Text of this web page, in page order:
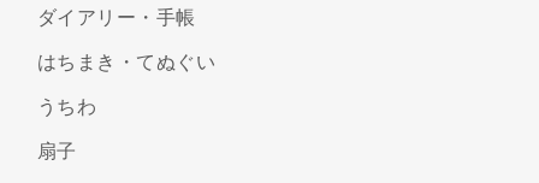
ダイアリー・手帳
はちまき・てぬぐい
うちわ
扇子